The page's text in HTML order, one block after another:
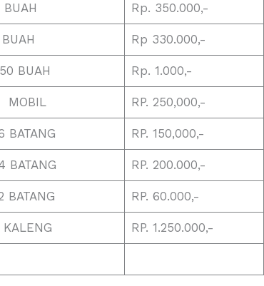
BUAH Rp. 350.000,-
Rp 330.000,-
BUAH Rp. 1.000,-
MOBIL RP. 250,000,-
BATANG RP. 150,000,-
BATANG RP. 200.000,-
BATANG RP. 60.000,-
KALENG RP. 1.250.000,-